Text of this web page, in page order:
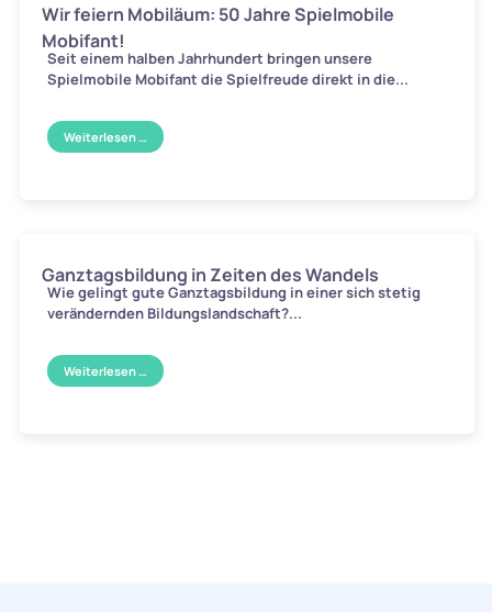
Wir feiern Mobiläum: 50 Jahre Spielmobile
Mobifant!
Seit einem halben Jahrhundert bringen unsere
Spielmobile Mobifant die Spielfreude direkt in die...
Weiterlesen …
Ganztagsbildung in Zeiten des Wandels
Wie gelingt gute Ganztagsbildung in einer sich stetig
verändernden Bildungslandschaft?...
Weiterlesen …